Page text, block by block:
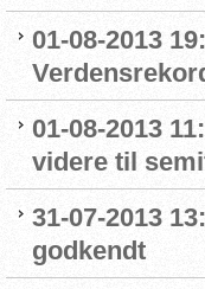
01-08-2013
01-08-2013
videre til
31-07-2013
godkendt